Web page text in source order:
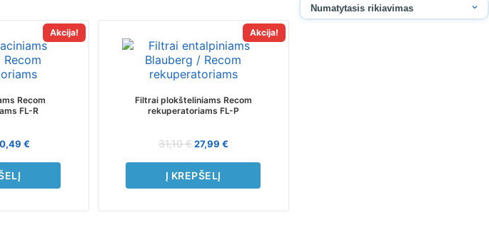
Akcija!
Recom
FL-R
€
Akcija!
Filtrai plokšteliniams Recom
rekuperatoriams FL-P
31,10€ 27,99 €
Į KREPŠELĮ